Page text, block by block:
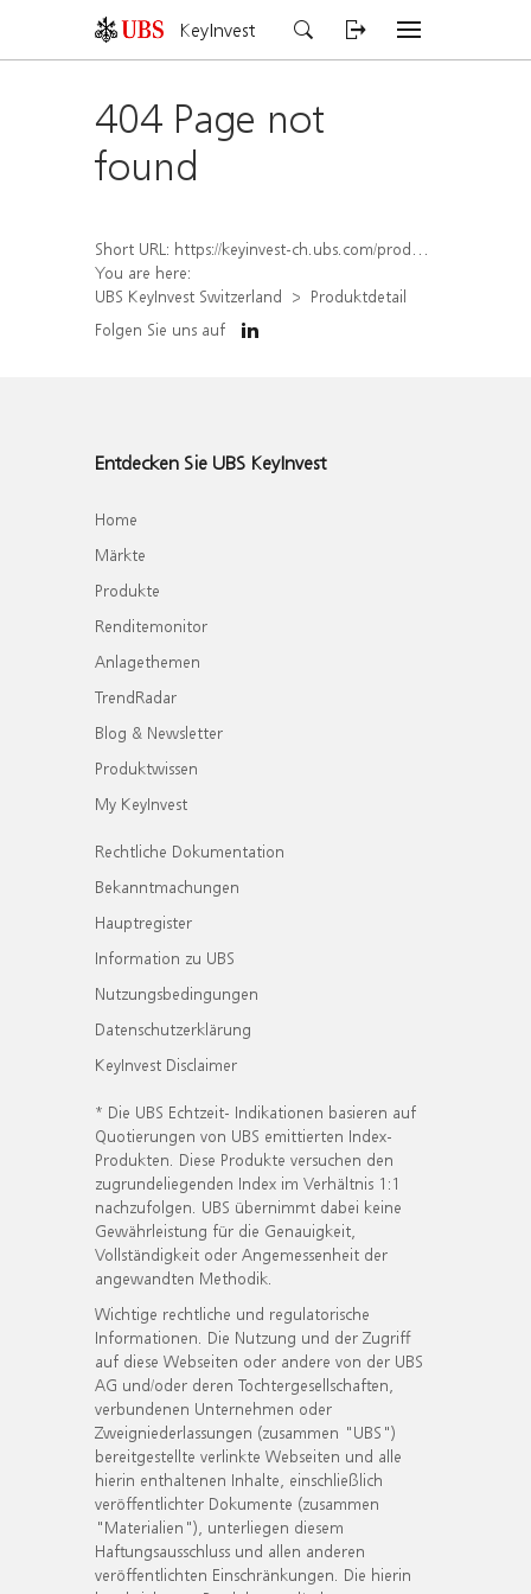
KeyInvest
404 Page not
found
Short URL: https://keyinvest-ch.ubs.com/produkt/detail/index/isin/CH1567053371
You are here:
UBS KeyInvest Switzerland
Produktdetail
Folgen Sie uns auf
Entdecken Sie UBS KeyInvest
Home
Märkte
Produkte
Renditemonitor
Anlagethemen
TrendRadar
Blog & Newsletter
Produktwissen
My KeyInvest
Rechtliche Dokumentation
Bekanntmachungen
Hauptregister
Information zu UBS
Nutzungsbedingungen
Datenschutzerklärung
KeyInvest Disclaimer
* Die UBS Echtzeit- Indikationen basieren auf
Quotierungen von UBS emittierten Index-
Produkten. Diese Produkte versuchen den
zugrundeliegenden Index im Verhältnis 1:1
nachzufolgen. UBS übernimmt dabei keine
Gewährleistung für die Genauigkeit,
Vollständigkeit oder Angemessenheit der
angewandten Methodik.
Wichtige rechtliche und regulatorische
Informationen. Die Nutzung und der Zugriff
auf diese Webseiten oder andere von der UBS
AG und/oder deren Tochtergesellschaften,
verbundenen Unternehmen oder
Zweigniederlassungen (zusammen "UBS")
bereitgestellte verlinkte Webseiten und alle
hierin enthaltenen Inhalte, einschließlich
veröffentlichter Dokumente (zusammen
"Materialien"), unterliegen diesem
Haftungsausschluss und allen anderen
veröffentlichten Einschränkungen. Die hierin